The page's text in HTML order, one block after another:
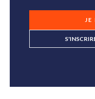
JE